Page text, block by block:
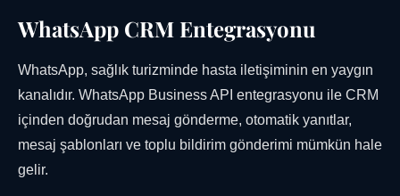
WhatsApp CRM Entegrasyonu
WhatsApp, sağlık turizminde hasta iletişiminin en yaygın
kanalıdır. WhatsApp Business API entegrasyonu ile CRM
içinden doğrudan mesaj gönderme, otomatik yanıtlar,
mesaj şablonları ve toplu bildirim gönderimi mümkün hale
gelir.